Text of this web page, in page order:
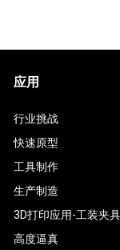
应用
行业挑战
快速原型
工具制作
生产制造
3D打印应用-工装夹具
高度逼真